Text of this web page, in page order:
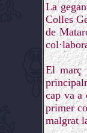
La
Colles
de
El març
cap va a
primer
malgrat